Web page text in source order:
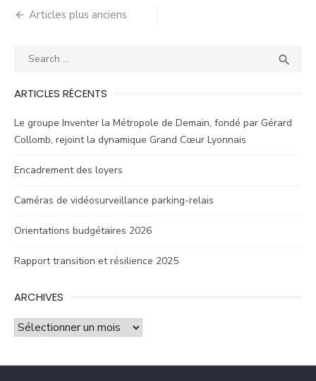
Navigation
articles
Articles plus anciens
Search

ARTICLES RÉCENTS
Le groupe Inventer la Métropole de Demain, fondé par Gérard
Collomb, rejoint la dynamique Grand Cœur Lyonnais
Encadrement des loyers
Caméras de vidéosurveillance parking-relais
Orientations budgétaires 2026
Rapport transition et résilience 2025
ARCHIVES
Archives